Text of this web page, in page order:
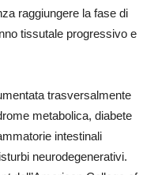
raggiungere la fase di
tissutale progressivo e
trasversalmente
metabolica, diabete
intestinali
neurodegenerativi.